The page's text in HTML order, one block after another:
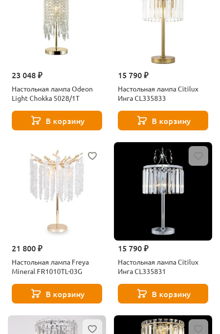
23 048 ₽
Настольная лампа Odeon
Light Chokka 5028/1T
В корзину
15 790 ₽
Настольная лампа Citilux
Инга CL335833
В корзину
21 800 ₽
Настольная лампа Freya
Mineral FR1010TL-03G
В корзину
15 790 ₽
Настольная лампа Citilux
Инга CL335831
В корзину